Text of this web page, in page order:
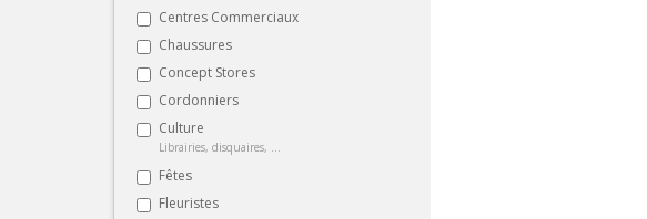
Centres Commerciaux
Chaussures
Concept Stores
Cordonniers
Culture
Librairies, disquaires, ...
Fêtes
Fleuristes